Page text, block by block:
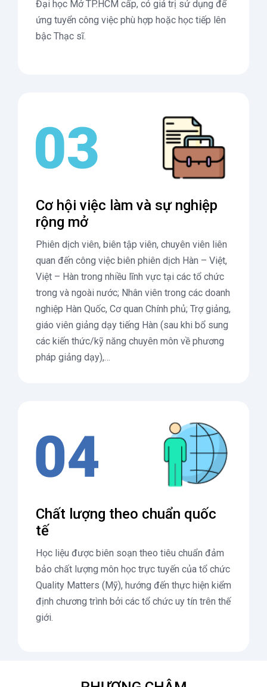
Đại học Mở TP.HCM cấp, có giá trị sử dụng để
ứng tuyển công việc phù hợp hoặc học tiếp lên
bậc Thạc sĩ.
Cơ hội việc làm và sự nghiệp
rộng mở
Phiên dịch viên, biên tập viên, chuyên viên liên
quan đến công việc biên phiên dịch Hàn – Việt,
Việt – Hàn trong nhiều lĩnh vực tại các tổ chức
trong và ngoài nước; Nhân viên trong các doanh
nghiệp Hàn Quốc, Cơ quan Chính phủ; Trợ giảng,
giáo viên giảng dạy tiếng Hàn (sau khi bổ sung
các kiến thức/kỹ năng chuyên môn về phương
pháp giảng dạy),…
Chất lượng theo chuẩn quốc
tế
Học liệu được biên soạn theo tiêu chuẩn đảm
bảo chất lượng môn học trực tuyến của tổ chức
Quality Matters (Mỹ), hướng đến thực hiện kiểm
định chương trình bởi các tổ chức uy tín trên thế
giới.